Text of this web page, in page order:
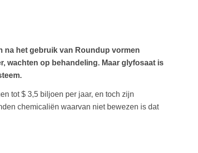
na het gebruik van Roundup vormen
wachten op behandeling. Maar glyfosaat is
tot $ 3,5 biljoen per jaar, en toch zijn
chemicaliën waarvan niet bewezen is dat